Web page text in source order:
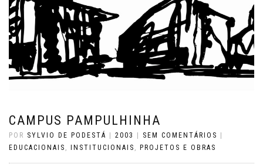
CAMPUS PAMPULHINHA
POR SYLVIO DE PODESTÁ 2003 SEM COMENTÁRIOS
EDUCACIONAIS , INSTITUCIONAIS , PROJETOS E OBRAS